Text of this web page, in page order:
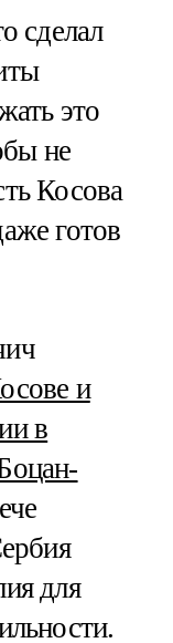
сделал
это
не
Косова
готов
и
в
для